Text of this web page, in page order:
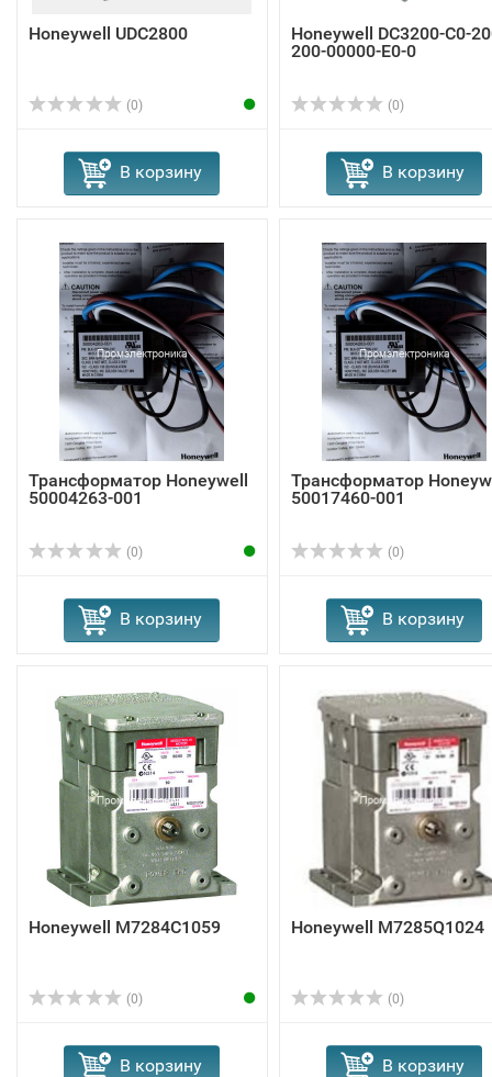
Honeywell UDC2800
(0)
В корзину
Honeywell DC3200-C0-
200-00000-E0-0
(0)
В корзину
Трансформатор Honeywell
50004263-001
(0)
В корзину
Трансформатор
50017460-001
(0)
В корзину
Honeywell M7284C1059
(0)
В корзину
Honeywell M7285Q1024
(0)
В корзину